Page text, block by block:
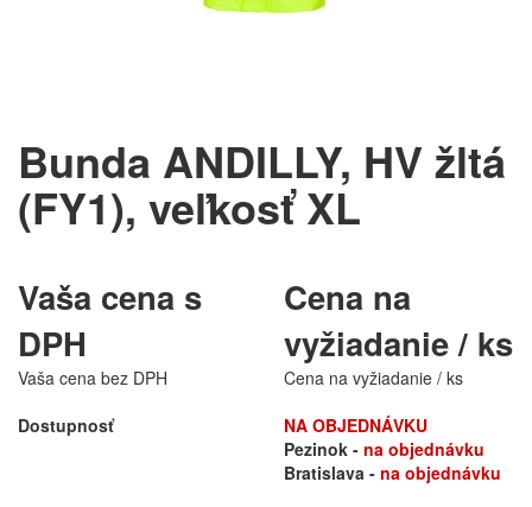
Bunda ANDILLY, HV žltá
(FY1), veľkosť XL
Vaša cena s
DPH
Cena na
vyžiadanie / ks
Vaša cena bez DPH
Cena na vyžiadanie / ks
Dostupnosť
NA OBJEDNÁVKU
Pezinok - na objednávku
Bratislava - na objednávku